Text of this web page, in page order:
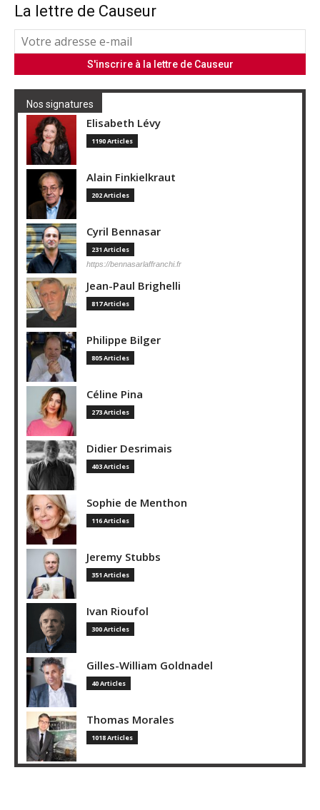
La lettre de Causeur
Nos signatures
Elisabeth Lévy
1190 Articles
Alain Finkielkraut
202 Articles
Cyril Bennasar
231 Articles
https://bennasarlaffranchi.fr
Jean-Paul Brighelli
817 Articles
Philippe Bilger
805 Articles
Céline Pina
273 Articles
Didier Desrimais
403 Articles
Sophie de Menthon
116 Articles
Jeremy Stubbs
351 Articles
Ivan Rioufol
300 Articles
Gilles-William Goldnadel
40 Articles
Thomas Morales
1018 Articles